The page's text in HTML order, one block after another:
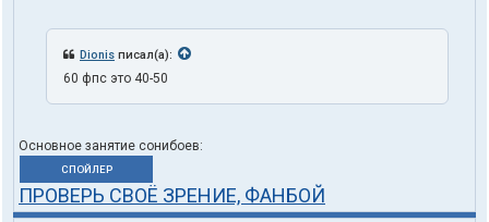
Dionis писал(а):
60 фпс это 40-50
Основное занятие сонибоев:
СПОЙЛЕР
ПРОВЕРЬ СВОЁ ЗРЕНИЕ, ФАНБОЙ